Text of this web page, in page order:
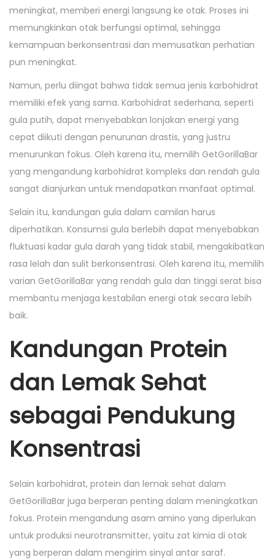
meningkat, memberi energi langsung ke otak. Proses ini
memungkinkan otak berfungsi optimal, sehingga
kemampuan berkonsentrasi dan memusatkan perhatian
pun meningkat.
Namun, perlu diingat bahwa tidak semua jenis karbohidrat
memiliki efek yang sama. Karbohidrat sederhana, seperti
gula putih, dapat menyebabkan lonjakan energi yang
cepat diikuti dengan penurunan drastis, yang justru
menurunkan fokus. Oleh karena itu, memilih GetGorillaBar
yang mengandung karbohidrat kompleks dan rendah gula
sangat dianjurkan untuk mendapatkan manfaat optimal.
Selain itu, kandungan gula dalam camilan harus
diperhatikan. Konsumsi gula berlebih dapat menyebabkan
fluktuasi kadar gula darah yang tidak stabil, mengakibatkan
rasa lelah dan sulit berkonsentrasi. Oleh karena itu, memilih
varian GetGorillaBar yang rendah gula dan tinggi serat bisa
membantu menjaga kestabilan energi otak secara lebih
baik.
Kandungan Protein
dan Lemak Sehat
sebagai Pendukung
Konsentrasi
Selain karbohidrat, protein dan lemak sehat dalam
GetGorillaBar juga berperan penting dalam meningkatkan
fokus. Protein mengandung asam amino yang diperlukan
untuk produksi neurotransmitter, yaitu zat kimia di otak
yang berperan dalam mengirim sinyal antar saraf.